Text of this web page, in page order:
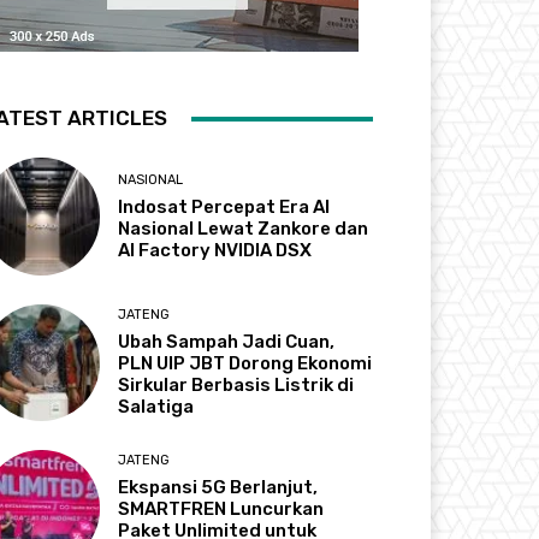
ARTICLES
NASIONAL
Indosat Percepat Era AI
Nasional Lewat Zankore dan
AI Factory NVIDIA DSX
JATENG
Ubah Sampah Jadi Cuan,
PLN UIP JBT Dorong Ekonomi
Sirkular Berbasis Listrik di
Salatiga
JATENG
Ekspansi 5G Berlanjut,
SMARTFREN Luncurkan
Paket Unlimited untuk